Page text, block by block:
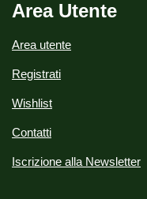
Area Utente
Area utente
Registrati
Wishlist
Contatti
Iscrizione alla Newsletter